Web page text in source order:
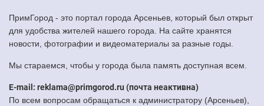
ПримГород - это портал города Арсеньев, который был открыт
для удобства жителей нашего города. На сайте хранятся
новости, фотографии и видеоматериалы за разные годы.
Мы стараемся, чтобы у города была память доступная всем.
E-mail: reklama@primgorod.ru (почта неактивна)
По всем вопросам обращаться к администратору (Арсеньев),